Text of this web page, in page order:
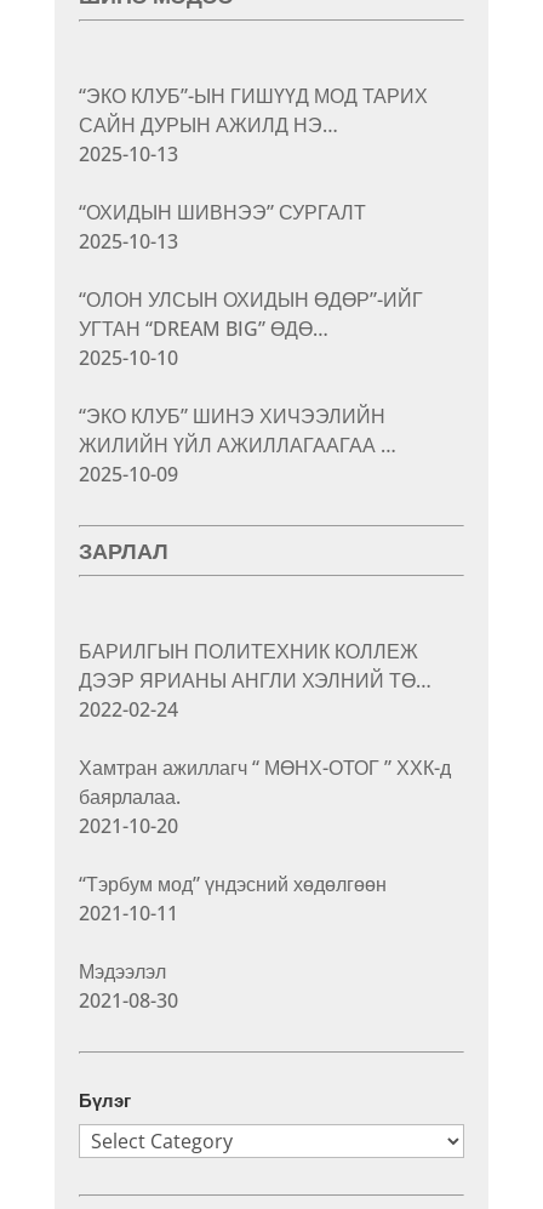
“ЭКО КЛУБ”-ЫН ГИШҮҮД МОД ТАРИХ
САЙН ДУРЫН АЖИЛД НЭ…
2025-10-13
“ОХИДЫН ШИВНЭЭ” СУРГАЛТ
2025-10-13
“ОЛОН УЛСЫН ОХИДЫН ӨДӨР”-ИЙГ
УГТАН “DREAM BIG” ӨДӨ…
2025-10-10
“ЭКО КЛУБ” ШИНЭ ХИЧЭЭЛИЙН
ЖИЛИЙН ҮЙЛ АЖИЛЛАГААГАА …
2025-10-09
ЗАРЛАЛ
БАРИЛГЫН ПОЛИТЕХНИК КОЛЛЕЖ
ДЭЭР ЯРИАНЫ АНГЛИ ХЭЛНИЙ ТӨ…
2022-02-24
Хамтран ажиллагч “ МӨНХ-ОТОГ ” ХХК-д
баярлалаа.
2021-10-20
“Тэрбум мод” үндэсний хөдөлгөөн
2021-10-11
Мэдээлэл
2021-08-30
Бүлэг
Бүлэг